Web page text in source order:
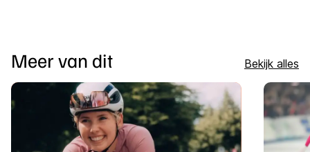
Meer van dit Bekijk alles